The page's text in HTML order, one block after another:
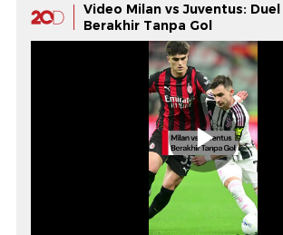
Video Milan vs Juventus:
Berakhir Tanpa Gol